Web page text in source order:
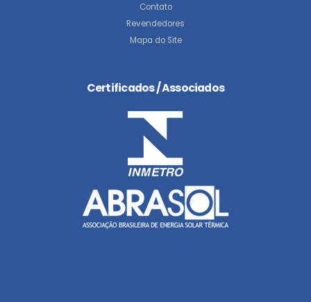
Contato
Revendedores
Mapa do Site
Certificados / Associados